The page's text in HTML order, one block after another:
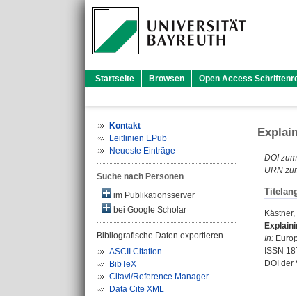
Startseite Browsen Open Access
Kontakt
Leitlinien EPub
Neueste Einträge
Suche nach Personen
im Publikationsserver
bei Google Scholar
Bibliografische Daten exportieren
ASCII Citation
BibTeX
Citavi/Reference Manager
Data Cite XML
DOI
URN
In:
ISSN
DOI der